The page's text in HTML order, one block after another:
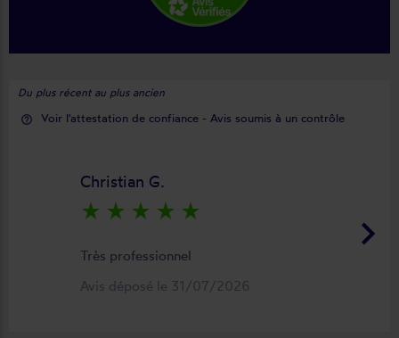
Du plus récent au plus ancien
help_outline Voir l'attestation de confiance - Avis soumis à un contrôle
keyboard_arrow_right
Christian G.
star_rate star_rate star_rate star_rate star_rate
Très professionnel
Avis déposé le 31/07/2026